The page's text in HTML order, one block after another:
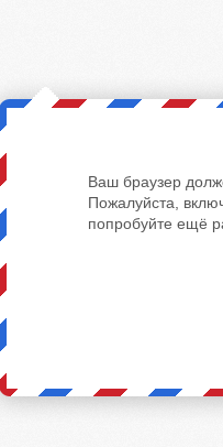
Ваш браузер
Пожалуйста,
попробуйте ещё